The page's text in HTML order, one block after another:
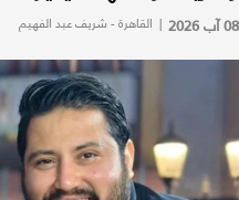
08 آب 2026 | القاهرة - شريف عبد الفهيم